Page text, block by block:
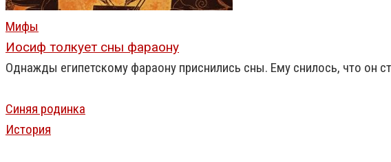
Мифы
Иосиф толкует сны фараону
Однажды египетскому фараону приснились сны. Ему снилось, что он
Синяя родинка
История